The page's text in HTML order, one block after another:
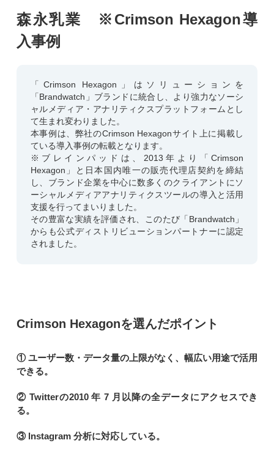
森永乳業 ※Crimson Hexagon導
入事例
「Crimson Hexagon」はソリューションを
「Brandwatch」ブランドに統合し、より強力なソーシ
ャルメディア・アナリティクスプラットフォームとし
て生まれ変わりました。
本事例は、弊社のCrimson Hexagonサイト上に掲載し
ている導入事例の転載となります。
※ブレインパッドは、2013年より「Crimson
Hexagon」と日本国内唯一の販売代理店契約を締結
し、ブランド企業を中心に数多くのクライアントにソ
ーシャルメディアアナリティクスツールの導入と活用
支援を行ってまいりました。
その豊富な実績を評価され、このたび「Brandwatch」
からも公式ディストリビューションパートナーに認定
されました。
Crimson Hexagonを選んだポイント
① ユーザー数・データ量の上限がなく、幅広い用途で活用
できる。
② Twitterの2010 年 7 月以降の全データにアクセスでき
る。
③ lnstagram 分析に対応している。